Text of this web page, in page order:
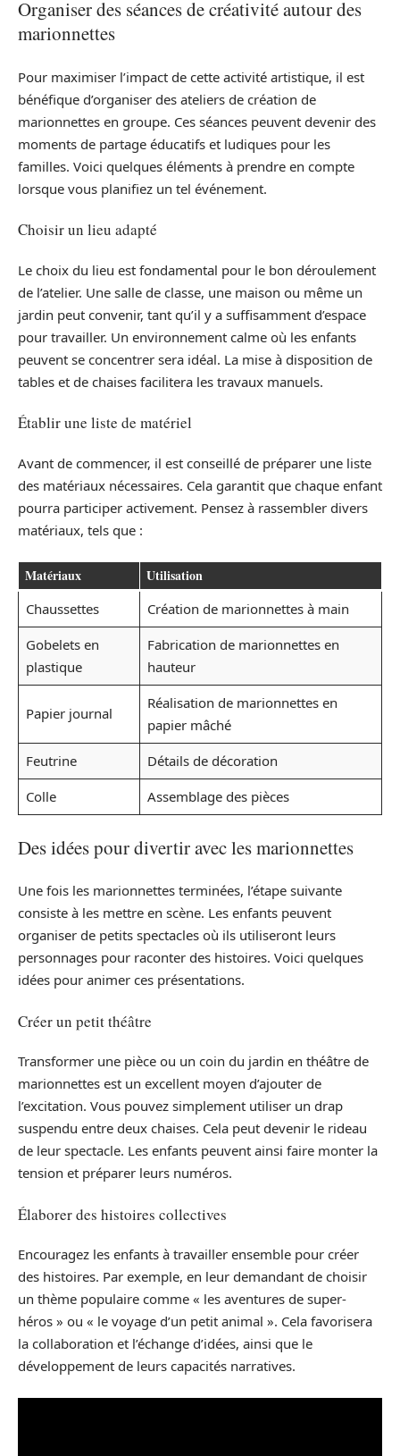
Organiser des séances de créativité autour des
marionnettes
Pour maximiser l’impact de cette activité artistique, il est
bénéfique d’organiser des ateliers de création de
marionnettes en groupe. Ces séances peuvent devenir des
moments de partage éducatifs et ludiques pour les
familles. Voici quelques éléments à prendre en compte
lorsque vous planifiez un tel événement.
Choisir un lieu adapté
Le choix du lieu est fondamental pour le bon déroulement
de l’atelier. Une salle de classe, une maison ou même un
jardin peut convenir, tant qu’il y a suffisamment d’espace
pour travailler. Un environnement calme où les enfants
peuvent se concentrer sera idéal. La mise à disposition de
tables et de chaises facilitera les travaux manuels.
Établir une liste de matériel
Avant de commencer, il est conseillé de préparer une liste
des matériaux nécessaires. Cela garantit que chaque enfant
pourra participer activement. Pensez à rassembler divers
matériaux, tels que :
Matériaux Utilisation
Chaussettes
Création de marionnettes à main
Gobelets en
plastique
Fabrication de marionnettes en
hauteur
Papier journal
Réalisation de marionnettes en
papier mâché
Feutrine
Détails de décoration
Colle
Assemblage des pièces
Des idées pour divertir avec les marionnettes
Une fois les marionnettes terminées, l’étape suivante
consiste à les mettre en scène. Les enfants peuvent
organiser de petits spectacles où ils utiliseront leurs
personnages pour raconter des histoires. Voici quelques
idées pour animer ces présentations.
Créer un petit théâtre
Transformer une pièce ou un coin du jardin en théâtre de
marionnettes est un excellent moyen d’ajouter de
l’excitation. Vous pouvez simplement utiliser un drap
suspendu entre deux chaises. Cela peut devenir le rideau
de leur spectacle. Les enfants peuvent ainsi faire monter la
tension et préparer leurs numéros.
Élaborer des histoires collectives
Encouragez les enfants à travailler ensemble pour créer
des histoires. Par exemple, en leur demandant de choisir
un thème populaire comme « les aventures de super-
héros » ou « le voyage d’un petit animal ». Cela favorisera
la collaboration et l’échange d’idées, ainsi que le
développement de leurs capacités narratives.